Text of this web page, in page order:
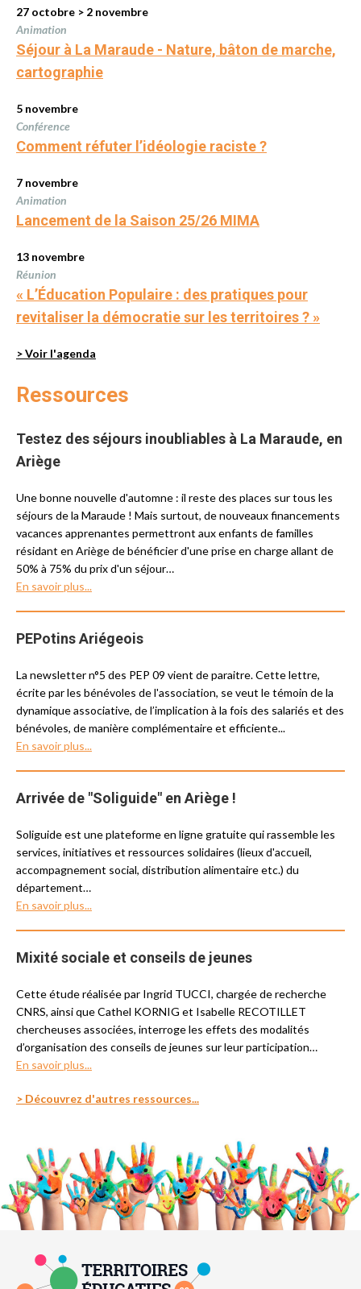
27 octobre > 2 novembre
Animation
Séjour à La Maraude - Nature, bâton de marche,
cartographie
5 novembre
Conférence
Comment réfuter l’idéologie raciste ?
7 novembre
Animation
Lancement de la Saison 25/26 MIMA
13 novembre
Réunion
« L’Éducation Populaire : des pratiques pour
revitaliser la démocratie sur les territoires ? »
> Voir l'agenda
Ressources
Testez des séjours inoubliables à La Maraude, en
Ariège
Une bonne nouvelle d'automne : il reste des places sur tous les
séjours de la Maraude ! Mais surtout, de nouveaux financements
vacances apprenantes permettront aux enfants de familles
résidant en Ariège de bénéficier d'une prise en charge allant de
50% à 75% du prix d'un séjour…
En savoir plus...
PEPotins Ariégeois
La newsletter n°5 des PEP 09 vient de paraitre. Cette lettre,
écrite par les bénévoles de l'association, se veut le témoin de la
dynamique associative, de l’implication à la fois des salariés et des
bénévoles, de manière complémentaire et efficiente...
En savoir plus...
Arrivée de "Soliguide" en Ariège !
Soliguide est une plateforme en ligne gratuite qui rassemble les
services, initiatives et ressources solidaires (lieux d'accueil,
accompagnement social, distribution alimentaire etc.) du
département…
En savoir plus...
Mixité sociale et conseils de jeunes
Cette étude réalisée par Ingrid TUCCI, chargée de recherche
CNRS, ainsi que Cathel KORNIG et Isabelle RECOTILLET
chercheuses associées, interroge les effets des modalités
d’organisation des conseils de jeunes sur leur participation…
En savoir plus...
> Découvrez d'autres ressources...